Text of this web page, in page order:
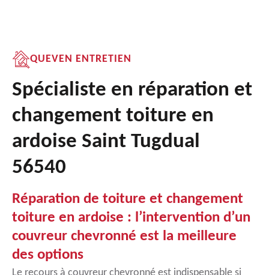
QUEVEN ENTRETIEN
Spécialiste en réparation et
changement toiture en
ardoise Saint Tugdual
56540
Réparation de toiture et changement
toiture en ardoise : l’intervention d’un
couvreur chevronné est la meilleure
des options